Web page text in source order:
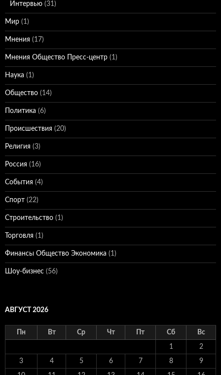
Интервью (31)
Мир (1)
Мнения (17)
Мнения Общество Пресс-центр (1)
Наука (1)
Общество (14)
Политика (6)
Происшествия (20)
Религия (3)
Россия (16)
События (4)
Спорт (22)
Строительство (1)
Торговля (1)
Финансы Общество Экономика (1)
Шоу-бизнес (56)
АВГУСТ 2026
Пн Вт Ср Чт Пт Сб Вс
1 2
3 4 5 6 7 8 9